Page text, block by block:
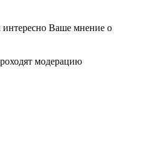
Ваше мнение о
модерацию